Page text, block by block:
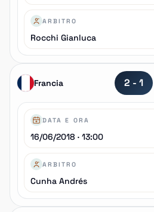
ARBITRO
Rocchi Gianluca
Francia 2 - 1
DATA E ORA
16/06/2018 · 13:00
ARBITRO
Cunha Andrés